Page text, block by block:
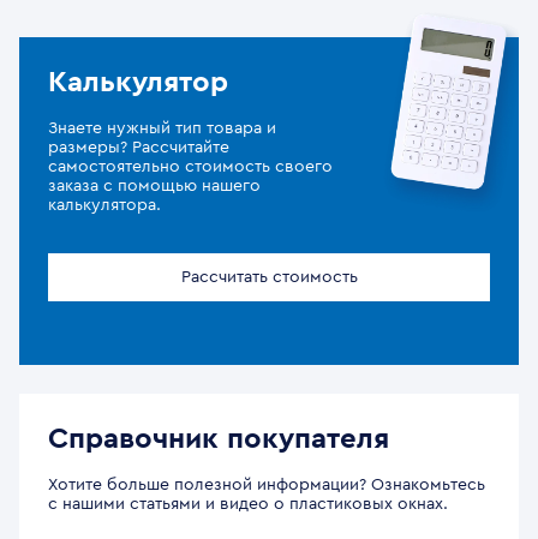
Калькулятор
Знаете нужный тип товара и
размеры? Рассчитайте
самостоятельно стоимость своего
заказа с помощью нашего
калькулятора.
Рассчитать стоимость
Справочник покупателя
Хотите больше полезной информации? Ознакомьтесь
с нашими статьями и видео о пластиковых окнах.